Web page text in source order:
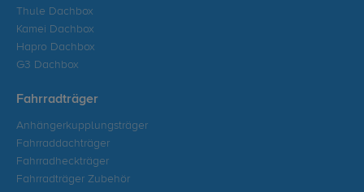
Thule Dachbox
Kamei Dachbox
Hapro Dachbox
G3 Dachbox
Fahrradträger
Anhängerkupplungsträger
Fahrraddachträger
Fahrradheckträger
Fahrradträger Zubehör